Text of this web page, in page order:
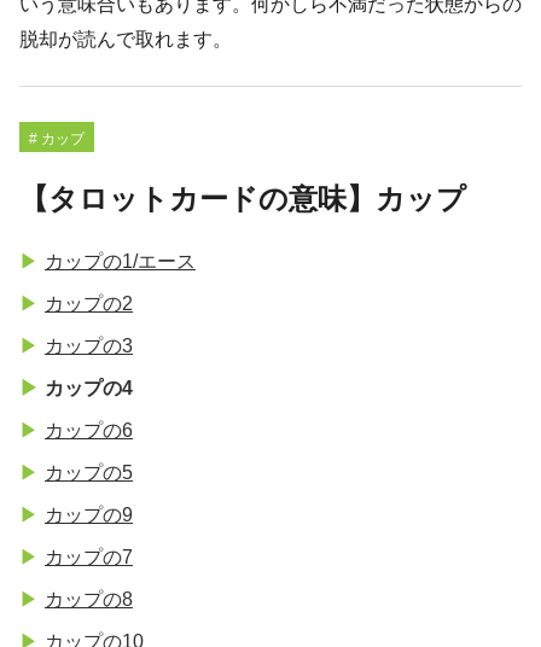
いう意味合いもあります。何かしら不満だった状態からの
脱却が読んで取れます。
# カップ
【タロットカードの意味】カップ
カップの1/エース
カップの2
カップの3
カップの4
カップの6
カップの5
カップの9
カップの7
カップの8
カップの10